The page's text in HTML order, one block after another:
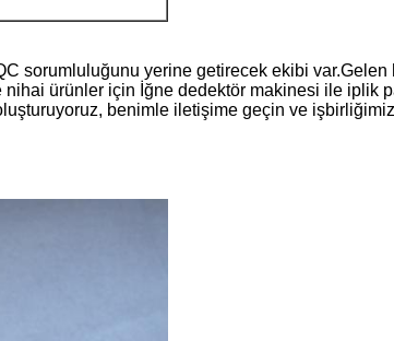
sorumluluğunu yerine getirecek ekibi
ürünler için İğne dedektör makinesi ile iplik
benimle iletişime geçin ve